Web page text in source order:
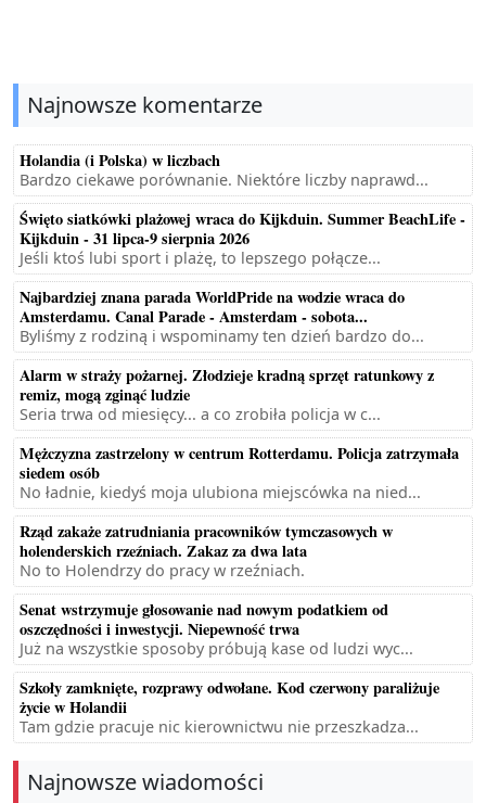
Najnowsze komentarze
Holandia (i Polska) w liczbach
Bardzo ciekawe porównanie. Niektóre liczby naprawd...
Święto siatkówki plażowej wraca do Kijkduin. Summer BeachLife -
Kijkduin - 31 lipca-9 sierpnia 2026
Jeśli ktoś lubi sport i plażę, to lepszego połącze...
Najbardziej znana parada WorldPride na wodzie wraca do
Amsterdamu. Canal Parade - Amsterdam - sobota...
Byliśmy z rodziną i wspominamy ten dzień bardzo do...
Alarm w straży pożarnej. Złodzieje kradną sprzęt ratunkowy z
remiz, mogą zginąć ludzie
Seria trwa od miesięcy... a co zrobiła policja w c...
Mężczyzna zastrzelony w centrum Rotterdamu. Policja zatrzymała
siedem osób
No ładnie, kiedyś moja ulubiona miejscówka na nied...
Rząd zakaże zatrudniania pracowników tymczasowych w
holenderskich rzeźniach. Zakaz za dwa lata
No to Holendrzy do pracy w rzeźniach.
Senat wstrzymuje głosowanie nad nowym podatkiem od
oszczędności i inwestycji. Niepewność trwa
Już na wszystkie sposoby próbują kase od ludzi wyc...
Szkoły zamknięte, rozprawy odwołane. Kod czerwony paraliżuje
życie w Holandii
Tam gdzie pracuje nic kierownictwu nie przeszkadza...
Najnowsze wiadomości